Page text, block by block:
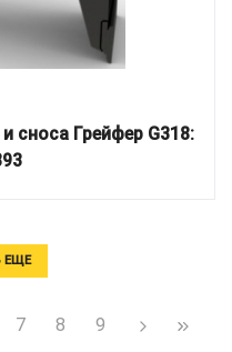
сноса Грейфер G318:
ЕЩЕ
7 8 9